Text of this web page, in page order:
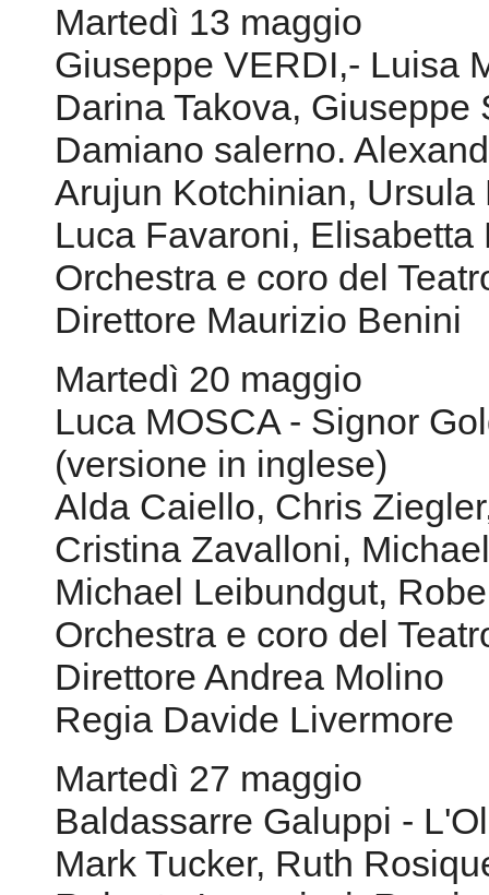
Martedì 13 maggio
Giuseppe VERDI,- Luisa
Darina Takova, Giuseppe
Damiano salerno.
Arujun Kotchinian, Ursula
Luca Favaroni, Elisabetta
Orchestra e coro del
Direttore Maurizio Benini
Martedì 20 maggio
Luca MOSCA - Signor
(versione in inglese)
Alda Caiello, Chris
Cristina Zavalloni,
Michael Leibundgut,
Orchestra e coro del
Direttore Andrea Molino
Regia Davide Livermore
Martedì 27 maggio
Baldassarre Galuppi -
Mark Tucker, Ruth